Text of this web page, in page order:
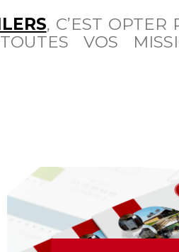
, C’EST OPTER
VOS